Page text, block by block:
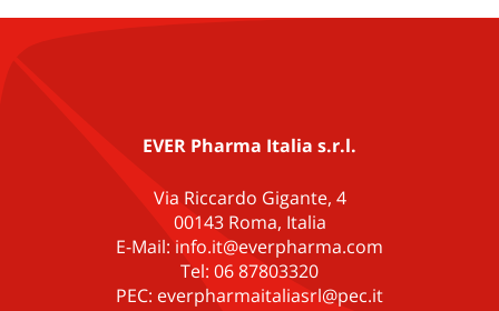
EVER Pharma Italia s.r.l.
Via Riccardo Gigante, 4
00143 Roma, Italia
E-Mail: info.it@everpharma.com
Tel: 06 87803320
PEC: everpharmaitaliasrl@pec.it